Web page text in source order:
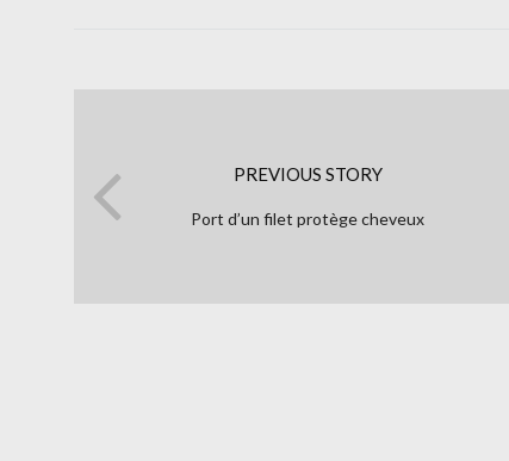
PREVIOUS STORY
Port d’un filet protège cheveux